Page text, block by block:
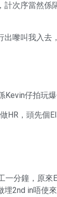
次序當然係
嚟叫我入去
Kevin仔拍玩爆
HR，頭先
分鐘，原來
2nd in唔使